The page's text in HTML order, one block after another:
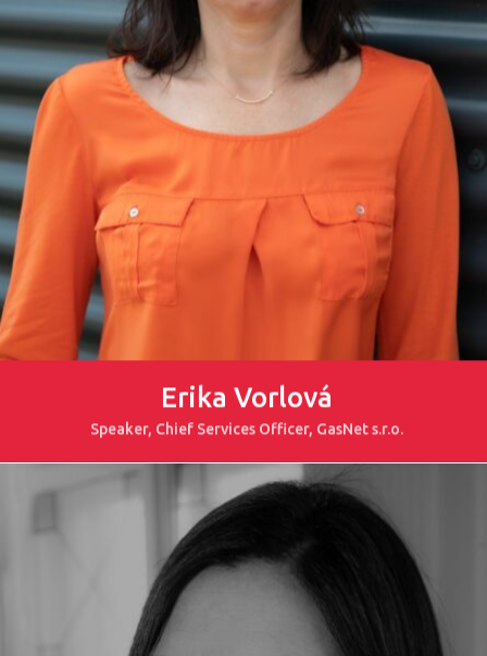
Erika Vorlová
Speaker, Chief Services Officer, GasNet s.r.o.